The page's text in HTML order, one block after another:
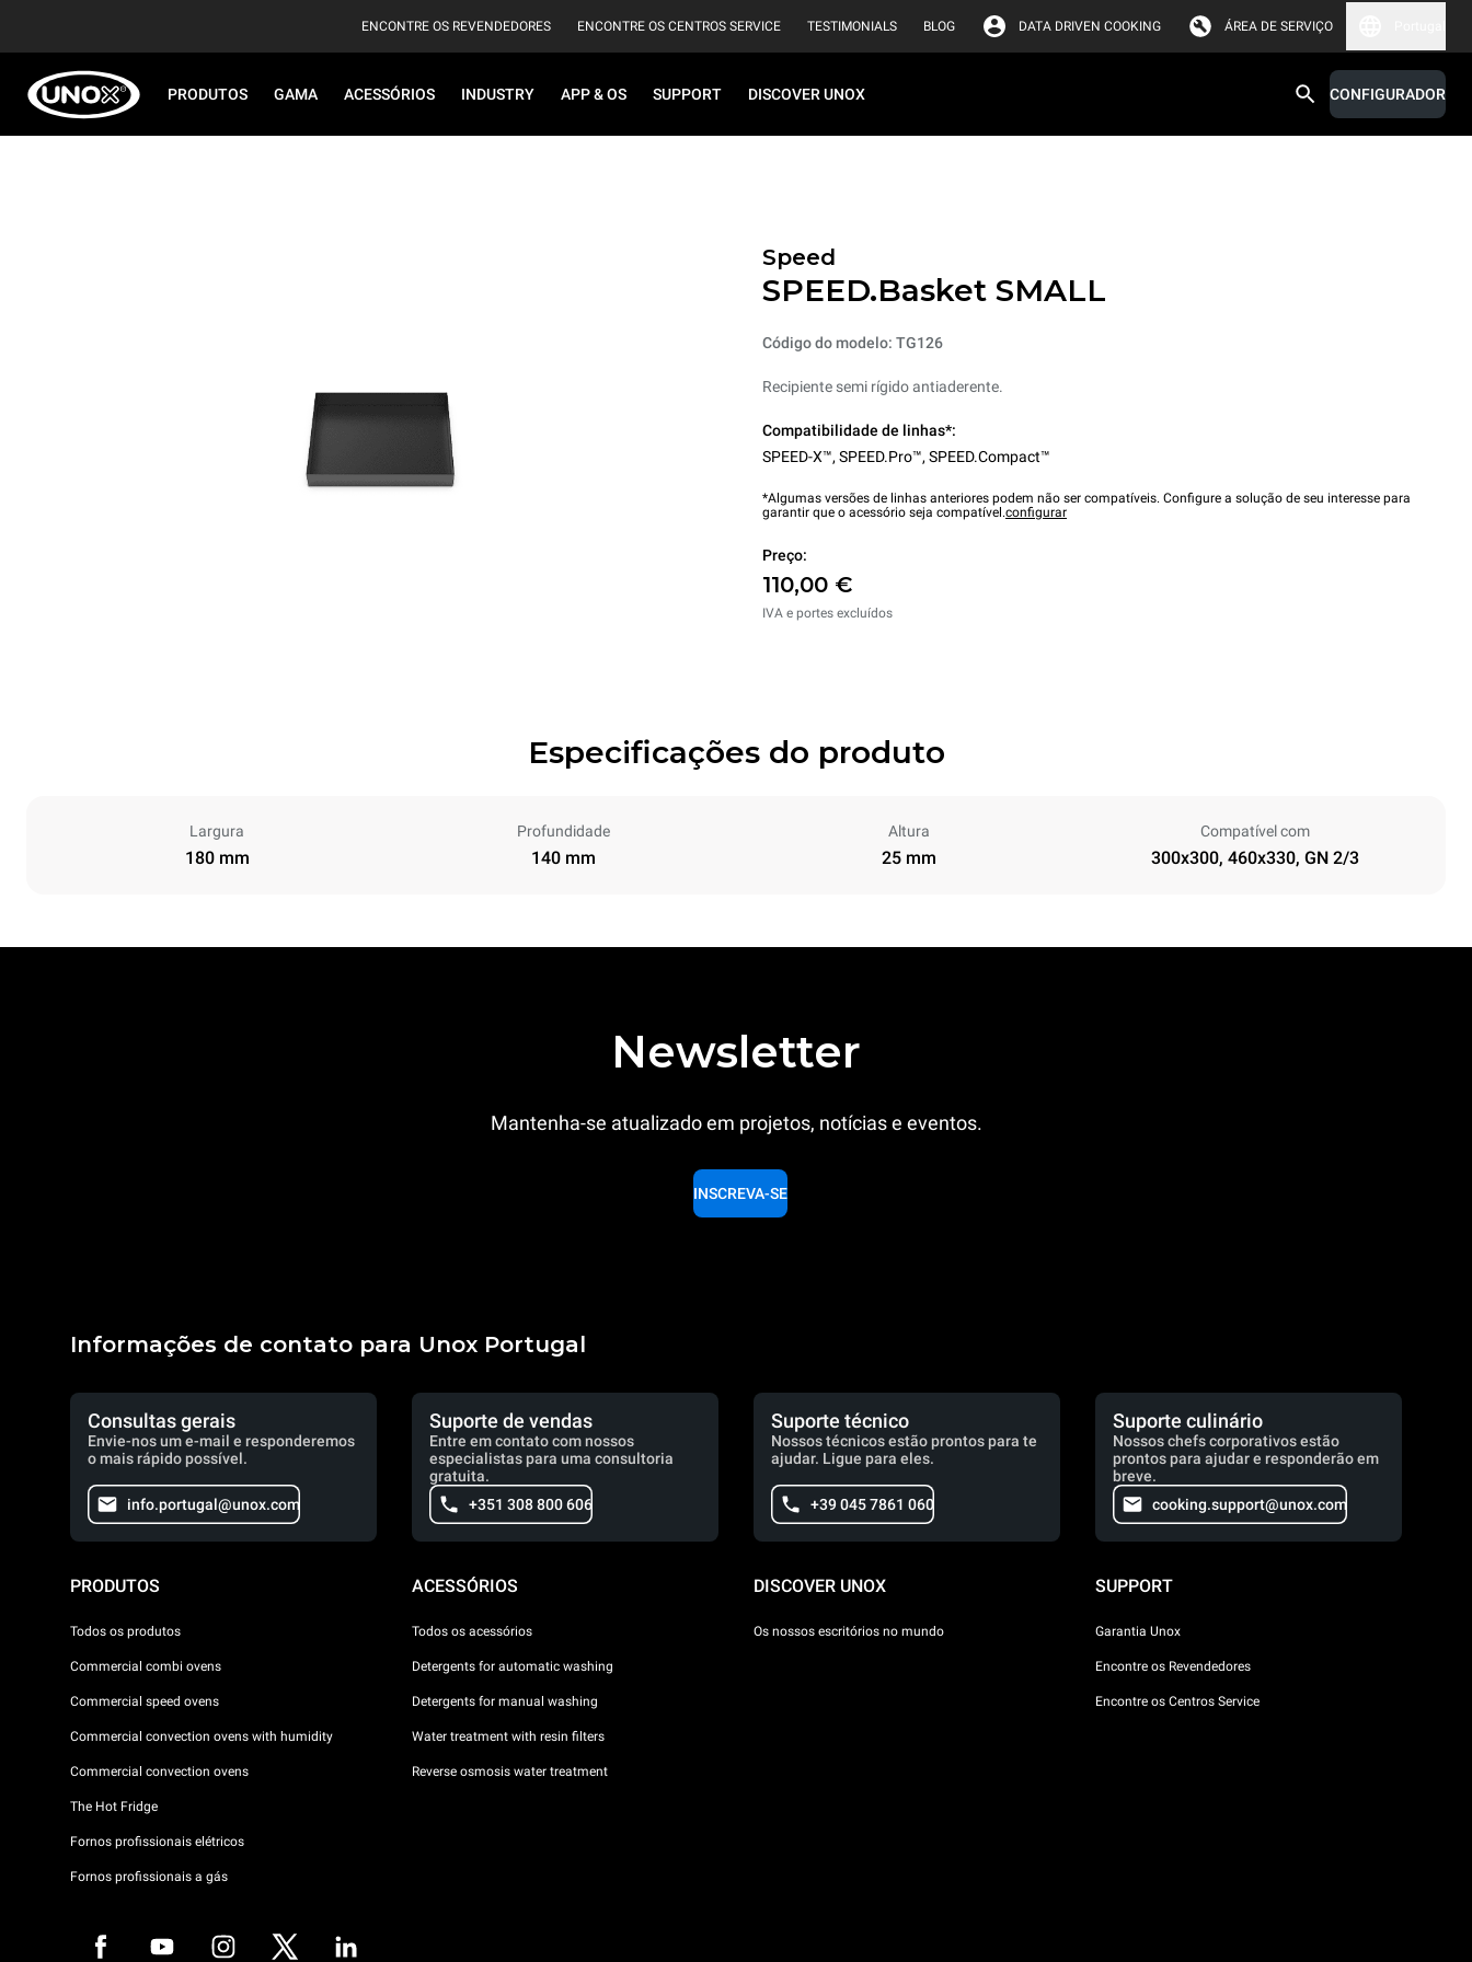
ENCONTRE OS REVENDEDORES ENCONTRE OS CENTROS SERVICE TESTIMONIALS BLOG DATA DRIVEN COOKING ÁREA DE SERVIÇO
PRODUTOS GAMA ACESSÓRIOS INDUSTRY APP & OS SUPPORT DISCOVER UNOX CONFIGURADOR
Speed
SPEED.Basket SMALL
Código do modelo: TG126
Recipiente semi rígido antiaderente.
Compatibilidade de linhas*:
SPEED-X™, SPEED.Pro™, SPEED.Compact™
*Algumas versões de linhas anteriores podem não ser compatíveis. Configure a solução de seu interesse para
garantir que o acessório seja compatível.configurar
Preço:
110,00 €
IVA e portes excluídos
Especificações do produto
Largura
180 mm
Profundidade
140 mm
Altura
25 mm
Compatível com
300x300, 460x330, GN 2/3
Newsletter
Mantenha-se atualizado em projetos, notícias e eventos.
INSCREVA-SE
Informações de contato para Unox Portugal
Consultas gerais
Envie-nos um e-mail e responderemos
o mais rápido possível.
info.portugal@unox.com
Suporte de vendas
Entre em contato com nossos
especialistas para uma consultoria
gratuita.
+351 308 800 606
Suporte técnico
Nossos técnicos estão prontos para te
ajudar. Ligue para eles.
+39 045 7861 060
Suporte culinário
Nossos chefs corporativos estão
prontos para ajudar e responderão em
breve.
cooking.support@unox.com
PRODUTOS
Todos os produtos
Commercial combi ovens
Commercial speed ovens
Commercial convection ovens with humidity
Commercial convection ovens
The Hot Fridge
Fornos profissionais elétricos
Fornos profissionais a gás
ACESSÓRIOS
Todos os acessórios
Detergents for automatic washing
Detergents for manual washing
Water treatment with resin filters
Reverse osmosis water treatment
DISCOVER UNOX
Os nossos escritórios no mundo
SUPPORT
Garantia Unox
Encontre os Revendedores
Encontre os Centros Service